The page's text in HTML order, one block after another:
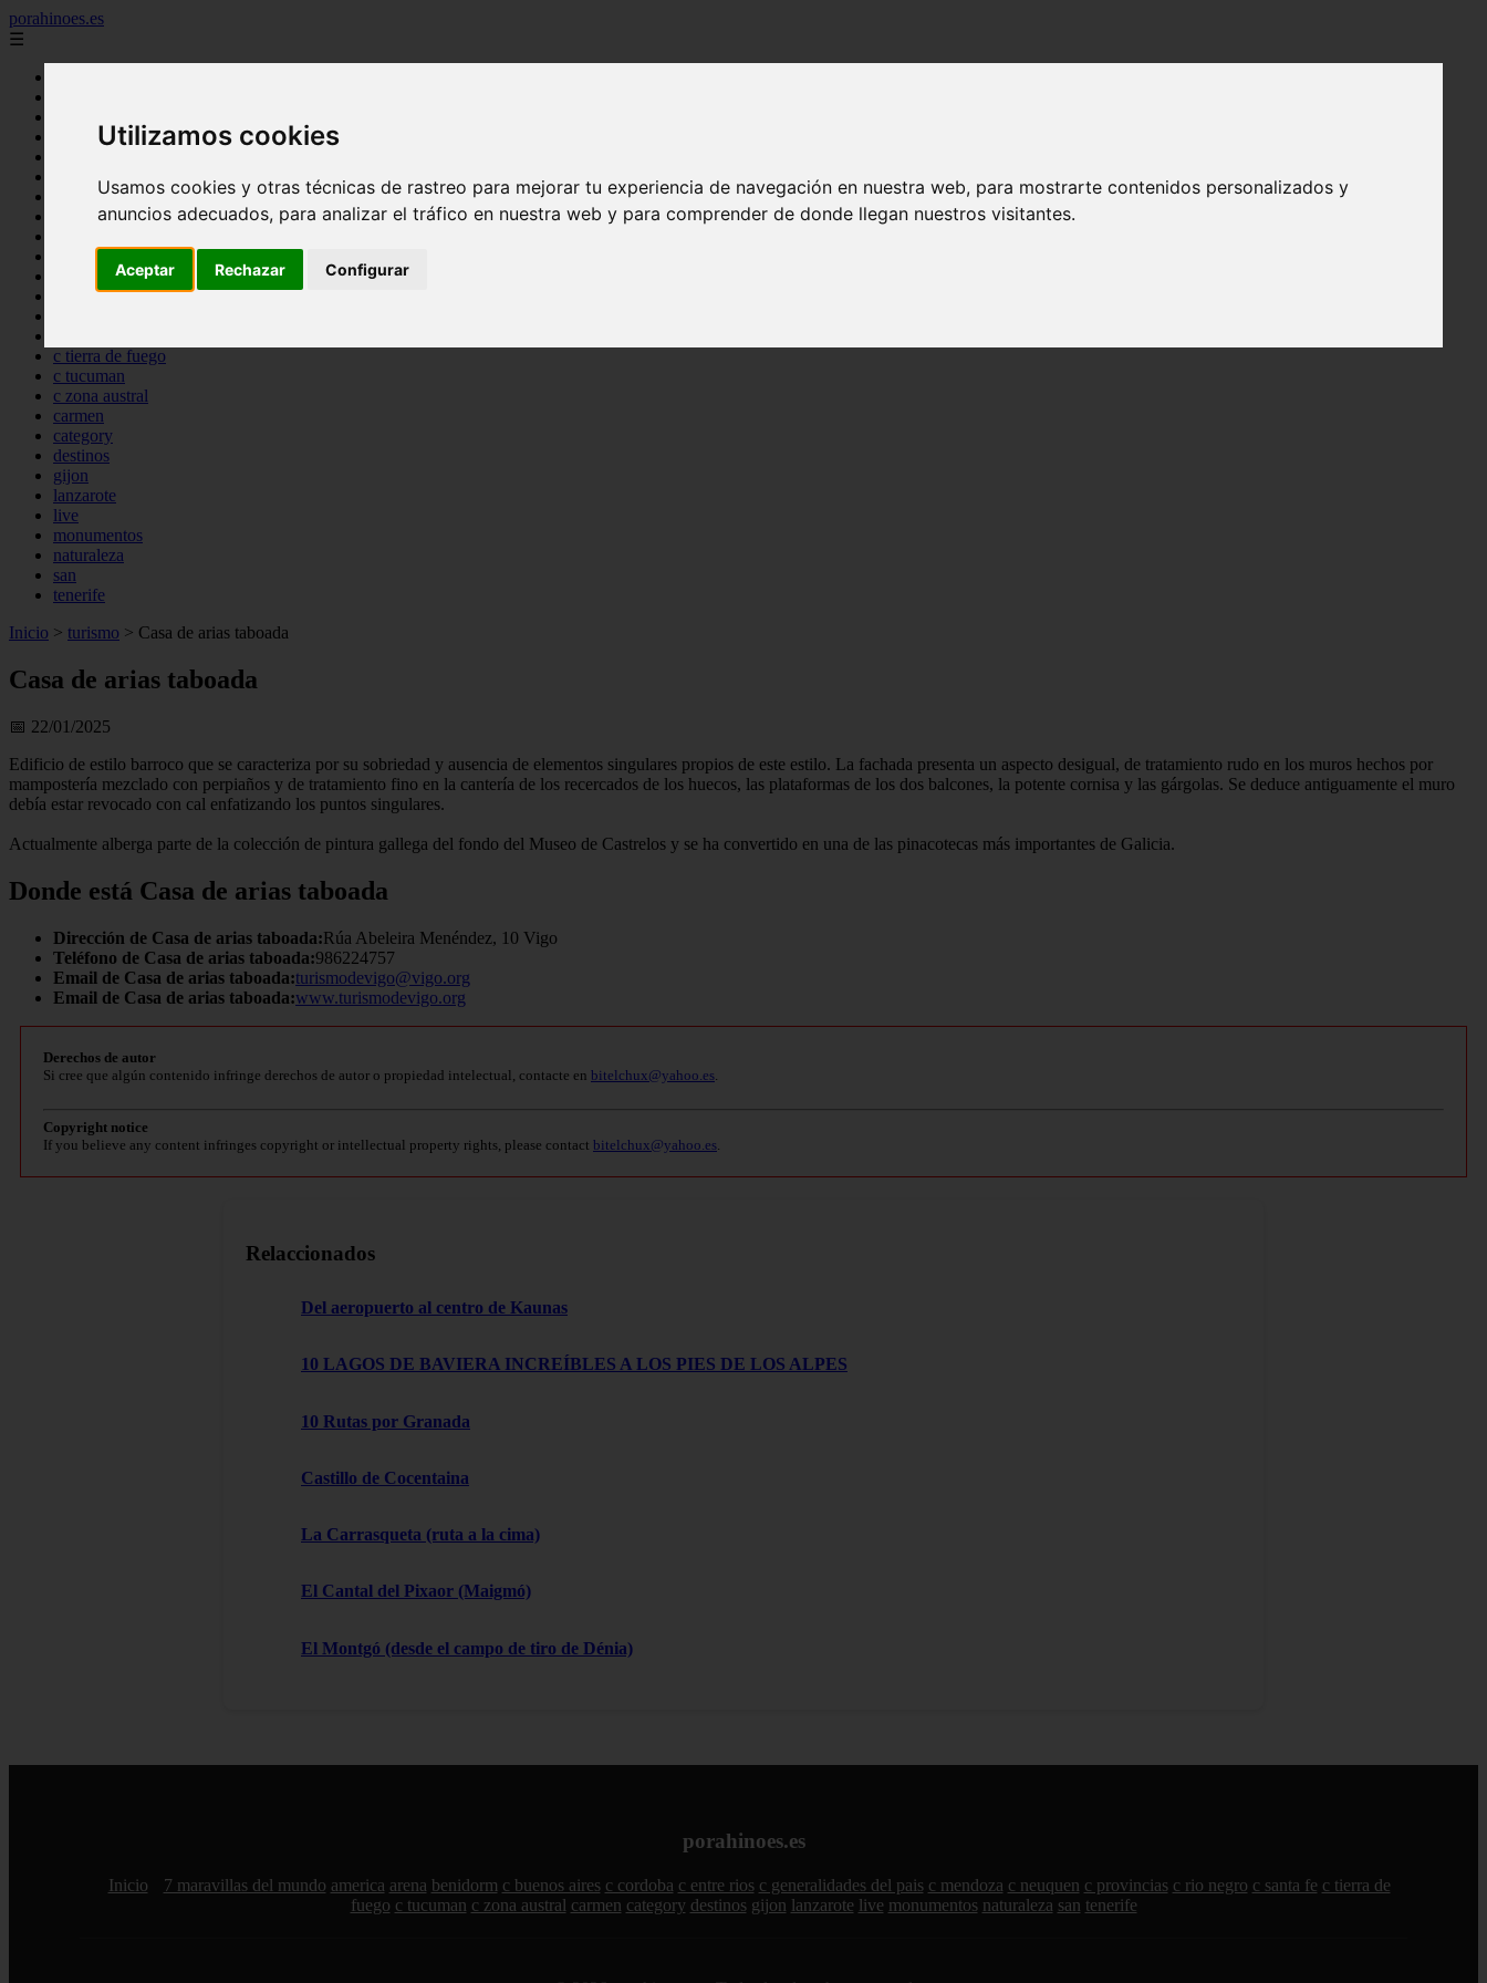
Utilizamos cookies
Usamos cookies y otras técnicas de rastreo para mejorar tu experiencia de navegación en nuestra web, para mostrarte contenidos personalizados y
anuncios adecuados, para analizar el tráfico en nuestra web y para comprender de donde llegan nuestros visitantes.
Aceptar Rechazar Configurar
porahinoes.es
☰
c buenos aires
c cordoba
c entre rios
c mendoza
c neuquen
c provincias
c tierra de fuego
c tucuman
c zona austral
carmen
category
destinos
gijon
lanzarote
live
monumentos
naturaleza
san
tenerife
Inicio > turismo > Casa de arias taboada
Casa de arias taboada
📅 22/01/2025
Edificio de estilo barroco que se caracteriza por su sobriedad y ausencia de elementos singulares propios de este estilo. La fachada presenta un aspecto desigual, de tratamiento rudo en los muros hechos por
mampostería mezclado con perpiaños y de tratamiento fino en la cantería de los recercados de los huecos, las plataformas de los dos balcones, la potente cornisa y las gárgolas. Se deduce antiguamente el muro
debía estar revocado con cal enfatizando los puntos singulares.
Actualmente alberga parte de la colección de pintura gallega del fondo del Museo de Castrelos y se ha convertido en una de las pinacotecas más importantes de Galicia.
Donde está Casa de arias taboada
Dirección de Casa de arias taboada:Rúa Abeleira Menéndez, 10 Vigo
Teléfono de Casa de arias taboada:986224757
Email de Casa de arias taboada:turismodevigo@vigo.org
Email de Casa de arias taboada:www.turismodevigo.org
Derechos de autor
Si cree que algún contenido infringe derechos de autor o propiedad intelectual, contacte en bitelchux@yahoo.es
Copyright notice
If you believe any content infringes copyright or intellectual property rights, please contact bitelchux@yahoo.es
Relaccionados
Del aeropuerto al centro de Kaunas
10 LAGOS DE BAVIERA INCREÍBLES A LOS PIES DE LOS ALPES
10 Rutas por Granada
Castillo de Cocentaina
La Carrasqueta (ruta a la cima)
El Cantal del Pixaor (Maigmó)
El Montgó (desde el campo de tiro de Dénia)
porahinoes.es
Inicio 7 maravillas del mundo america arena benidorm c buenos aires c cordoba c entre rios c generalidades del pais c mendoza c neuquen c provincias c rio negro c santa fe c tierra de
fuego c tucuman c zona austral carmen category destinos gijon lanzarote live monumentos naturaleza san tenerife